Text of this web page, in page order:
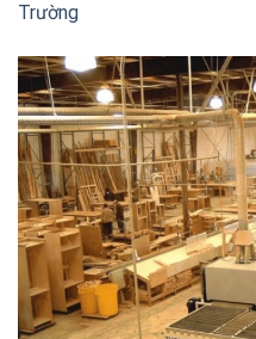
Trường